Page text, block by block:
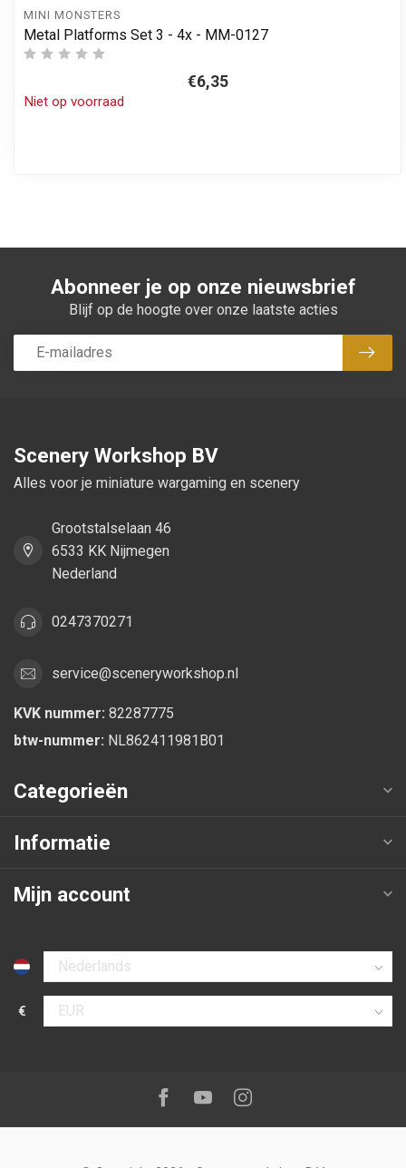
MINI MONSTERS
Metal Platforms Set 3 - 4x - MM-0127
€6,35
Niet op voorraad
Abonneer je op onze nieuwsbrief
Blijf op de hoogte over onze laatste acties
Scenery Workshop BV
Alles voor je miniature wargaming en scenery
Grootstalselaan 46
6533 KK Nijmegen
Nederland
0247370271
service@sceneryworkshop.nl
KVK nummer: 82287775
btw-nummer: NL862411981B01
Categorieën
Informatie
Mijn account
Selecteer taal
€
Selecteer valuta
Volg ons op:Facebook
YoutubeInstagram